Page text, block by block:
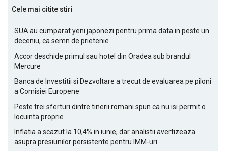
Cele mai citite stiri
SUA au cumparat yeni japonezi pentru prima data in peste un
deceniu, ca semn de prietenie
Accor deschide primul sau hotel din Oradea sub brandul
Mercure
Banca de Investitii si Dezvoltare a trecut de evaluarea pe piloni
a Comisiei Europene
Peste trei sferturi dintre tinerii romani spun ca nu isi permit o
locuinta proprie
Inflatia a scazut la 10,4% in iunie, dar analistii avertizeaza
asupra presiunilor persistente pentru IMM-uri